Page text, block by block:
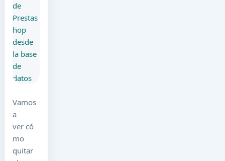
Vamos
a
ver có
mo
quitar